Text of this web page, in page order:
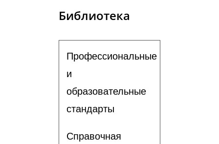
Библиотека
Профессиональные
и
образовательные
стандарты
Справочная